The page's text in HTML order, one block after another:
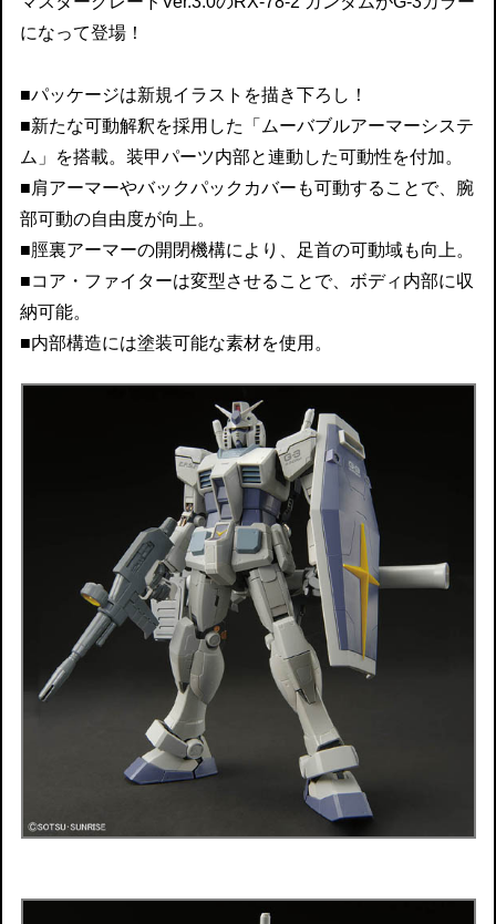
になって登場！
■パッケージは新規イラストを描き下ろし！
■新たな可動解釈を採用した「ムーバブルアーマーシステ
ム」を搭載。装甲パーツ内部と連動した可動性を付加。
■肩アーマーやバックパックカバーも可動することで、腕
部可動の自由度が向上。
■脛裏アーマーの開閉機構により、足首の可動域も向上。
■コア・ファイターは変型させることで、ボディ内部に収
納可能。
■内部構造には塗装可能な素材を使用。